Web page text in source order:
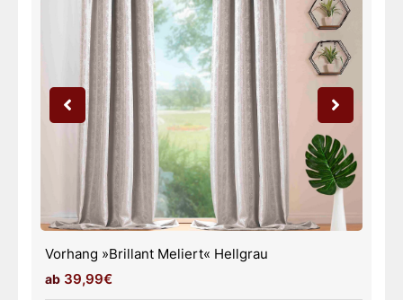
Vorhang »Brillant Meliert« Weiß
39,99€